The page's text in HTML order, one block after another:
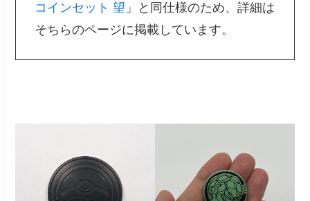
コインセット 望 」と同仕様のため、詳細は
そちらのページに掲載しています。